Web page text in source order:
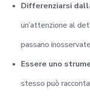
Differenziarsi
un’attenzione al
passano
Essere uno
stesso può